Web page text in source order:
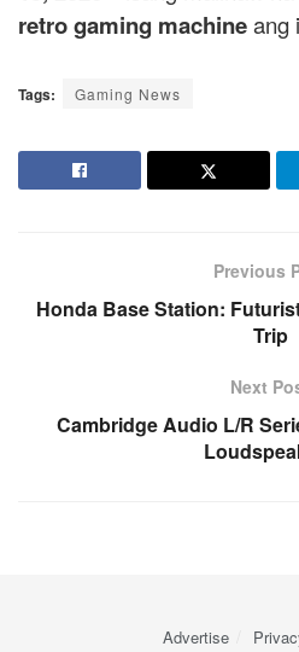
retro gaming machineang
Tags: Gaming News
Previous
Honda Base Station:
Trip
Next
Cambridge Audio L/R
Advertise